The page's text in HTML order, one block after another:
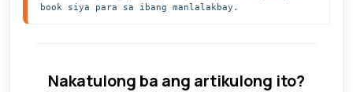
book siya para sa ibang manlalakbay.
Nakatulong ba ang artikulong ito?